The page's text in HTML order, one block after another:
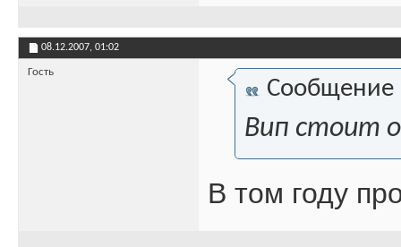
08.12.2007, 01:02
Гость
Сообщение
Вип стоит
В том году